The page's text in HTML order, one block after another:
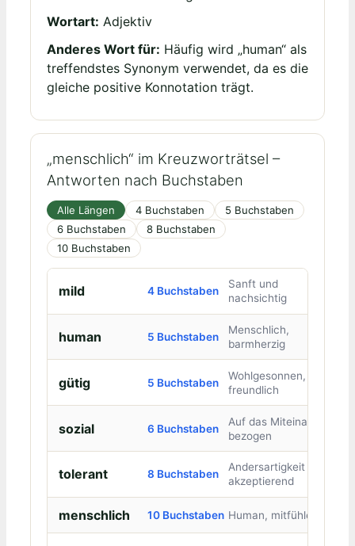
Wortart: Adjektiv
Anderes Wort für: Häufig wird „human“ als
treffendstes Synonym verwendet, da es die
gleiche positive Konnotation trägt.
„menschlich“ im Kreuzworträtsel –
Antworten nach Buchstaben
Alle Längen 4 Buchstaben
5 Buchstaben
6 Buchstaben
8 Buchstaben
10 Buchstaben
mild 4 Buchstaben
Sanft und
nachsichtig
human 5 Buchstaben
Menschlich,
barmherzig
gütig 5 Buchstaben
Wohlgesonnen,
freundlich
sozial 6 Buchstaben
Auf das Miteinander
bezogen
tolerant 8 Buchstaben
Andersartigkeit
akzeptierend
menschlich 10 Buchstaben Human, mitfühlend